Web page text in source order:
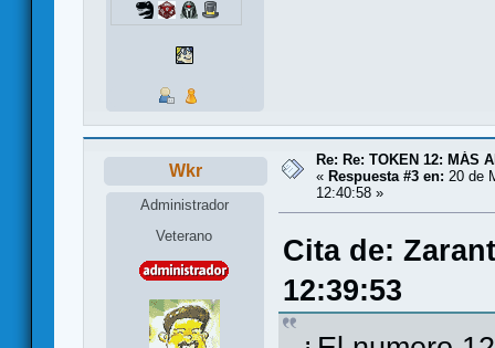
Wkr
Administrador
Veterano
Re: Re: TOKEN 12: MÁS
« Respuesta #3 en: 20 de
12:40:58 »
Cita de:
12:39:53